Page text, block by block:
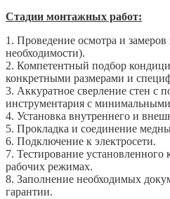
Стадии монтажных работ:
1. Проведение осмотра и замеров
необходимости).
2. Компетентный подбор
конкретными размерами и
3. Аккуратное сверление стен с
инструментария с
4. Установка внутреннего и
5. Прокладка и соединение
6. Подключение к электросети.
7. Тестирование установленного
рабочих режимах.
8. Заполнение необходимых
гарантии.